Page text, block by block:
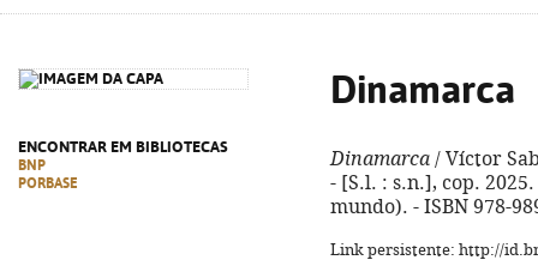
ENCONTRAR EM BIBLIOTECAS
BNP
PORBASE
Dinamarca
Dinamarca / Víctor
- [S.l. : s.n.], cop.
mundo). - ISBN 978-
Link persistente: http://